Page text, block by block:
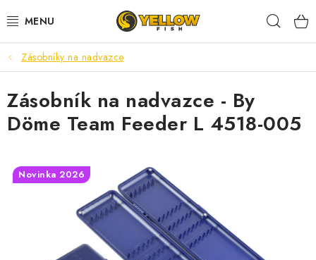
na
NOVINKY 2026
LETNÉ ZĽAVY
HALDORADO
PRÚTY
Zásobníky na nadvazce
Zásobník na nadvazce - By
Döme Team Feeder L 4518-005
Novinka 2026